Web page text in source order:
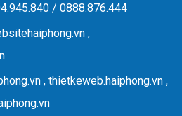
/ 0888.876.444
,
, thietkeweb.haiphong.vn ,